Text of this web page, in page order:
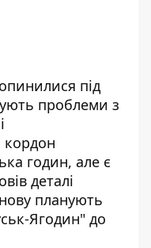
під
проблеми з
кордон
годин, але є
деталі
планують
Ягодин" до